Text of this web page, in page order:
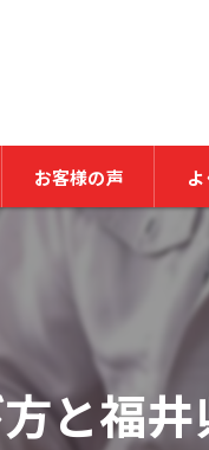
お客様の声
と福